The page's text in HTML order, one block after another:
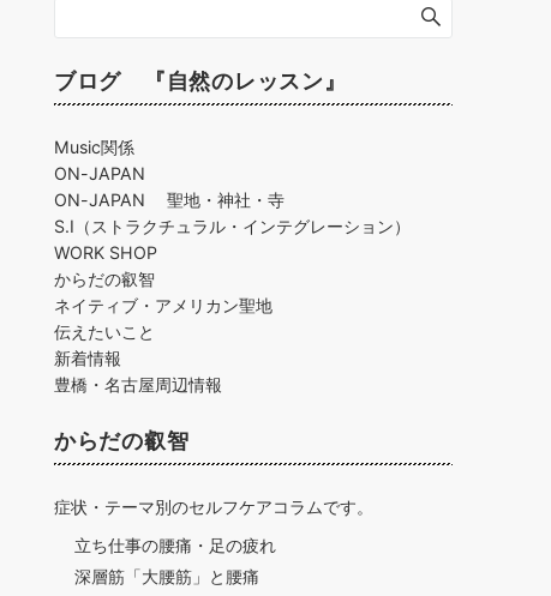
ブログ 『自然のレッスン』
Music関係
ON-JAPAN
ON-JAPAN 聖地・神社・寺
S.I（ストラクチュラル・インテグレーション）
WORK SHOP
からだの叡智
ネイティブ・アメリカン聖地
伝えたいこと
新着情報
豊橋・名古屋周辺情報
からだの叡智
症状・テーマ別のセルフケアコラムです。
立ち仕事の腰痛・足の疲れ
深層筋「大腰筋」と腰痛